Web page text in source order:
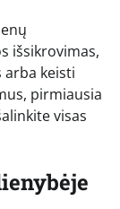
išsikrovimas,
keisti
pirmiausia
visas